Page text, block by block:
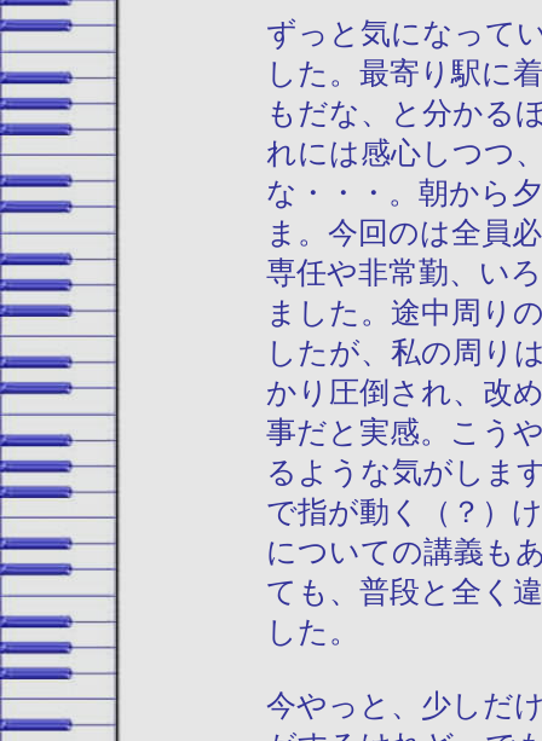
ずっと気になって
した。最寄り駅に
もだな、と分かる
れには感心しつつ
な・・・。朝から
ま。今回のは全員
専任や非常勤、い
ました。途中周り
したが、私の周り
かり圧倒され、改
事だと実感。こう
るような気がしま
で指が動く（？）
についての講義も
ても、普段と全く
した。
今やっと、少しだ